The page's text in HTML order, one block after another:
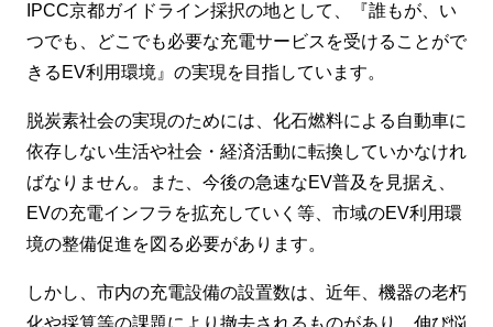
IPCC京都ガイドライン採択の地として、『誰もが、い
つでも、どこでも必要な充電サービスを受けることがで
きるEV利用環境』の実現を目指しています。
脱炭素社会の実現のためには、化石燃料による自動車に
依存しない生活や社会・経済活動に転換していかなけれ
ばなりません。また、今後の急速なEV普及を見据え、
EVの充電インフラを拡充していく等、市域のEV利用環
境の整備促進を図る必要があります。
しかし、市内の充電設備の設置数は、近年、機器の老朽